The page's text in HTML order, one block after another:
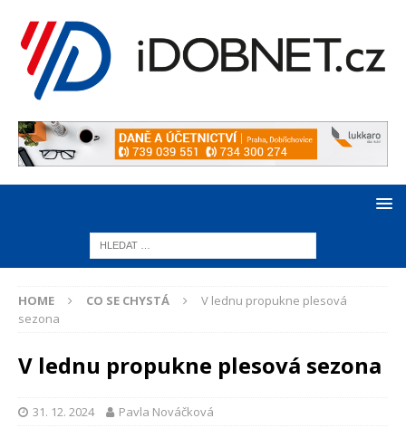
HOME CO SE CHYSTÁ
V lednu propukne plesová
sezona
V lednu propukne plesová sezona
31. 12. 2024 Pavla Nováčková